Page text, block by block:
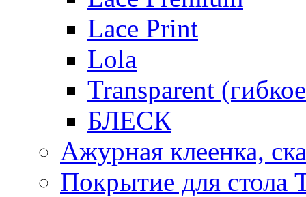
Lace Print
Lola
Transparent
БЛЕСК
Ажурная клеенка,
Покрытие для стола